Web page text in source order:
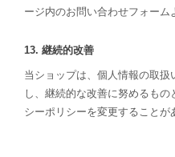
ージ内のお問い合わせフォーム
13. 継続的改善
当ショップは、個人情報の取
し、継続的な改善に努めるも
シーポリシーを変更することが